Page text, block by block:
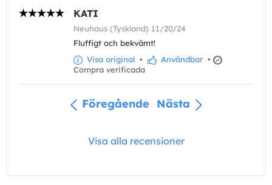
KATI
Neuhaus (Tyskland) 11/20/24
Fluffigt och bekvämt!
Visa original • Användbar •
Compra verificada
Föregående Nästa
Visa alla recensioner